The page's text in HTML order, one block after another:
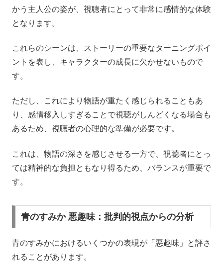
かう主人公の姿が、視聴者にとって非常に感情的な体験
となります。
これらのシーンは、ストーリーの重要なターニングポイ
ントを表し、キャラクターの成長に欠かせないもので
す。
ただし、これにより物語が重たく感じられることもあ
り、感情移入しすぎることで視聴がしんどくなる場合も
あるため、視聴者の心理的な準備が必要です。
これは、物語の深さを感じさせる一方で、視聴者にとっ
ては精神的な負担ともなり得るため、バランスが重要で
す。
青のすみか 悪趣味：批判的視点からの分析
青のすみかにおけるいくつかの表現が「悪趣味」と評さ
れることがあります。